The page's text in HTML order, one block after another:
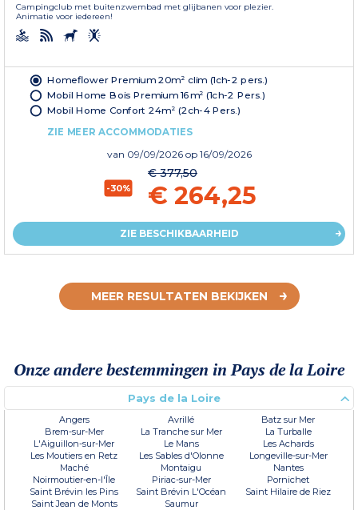
Campingclub met buitenzwembad met glijbanen voor plezier.
Animatie voor iedereen!
Homeflower Premium 20m² clim (1ch-2 pers.)
Mobil Home Bois Premium 16m² (1ch-2 Pers.)
Mobil Home Confort 24m² (2ch-4 Pers.)
ZIE MEER ACCOMMODATIES
van 09/09/2026 op 16/09/2026
-30%
€ 377,50
€ 264,25
ZIE BESCHIKBAARHEID
MEER RESULTATEN BEKIJKEN
Onze andere bestemmingen in Pays de la Loire
Pays de la Loire
Angers Avrillé
Batz sur Mer
Brem-sur-Mer
La Tranche sur Mer
La Turballe
L'Aiguillon-sur-Mer
Le Mans
Les Achards
Les Moutiers en Retz
Les Sables d'Olonne
Longeville-sur-Mer
Maché
Montaigu
Nantes
Noirmoutier-en-l'Île
Piriac-sur-Mer
Pornichet
Saint Brévin les Pins
Saint Brévin L'Océan
Saint Hilaire de Riez
Saint Jean de Monts
Saumur